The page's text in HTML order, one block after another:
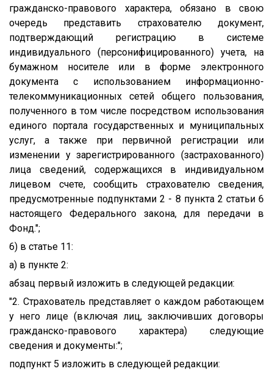
гражданско-правового характера, обязано в свою
очередь представить страхователю документ,
подтверждающий регистрацию в системе
индивидуального (персонифицированного) учета, на
бумажном носителе или в форме электронного
документа с использованием информационно-
телекоммуникационных сетей общего пользования,
полученного в том числе посредством использования
единого портала государственных и муниципальных
услуг, а также при первичной регистрации или
изменении у зарегистрированного (застрахованного)
лица сведений, содержащихся в индивидуальном
лицевом счете, сообщить страхователю сведения,
предусмотренные подпунктами 2 - 8 пункта 2 статьи 6
настоящего Федерального закона, для передачи в
Фонд.";
6) в статье 11:
а) в пункте 2:
абзац первый изложить в следующей редакции:
"2. Страхователь представляет о каждом работающем
у него лице (включая лиц, заключивших договоры
гражданско-правового характера) следующие
сведения и документы:";
подпункт 5 изложить в следующей редакции: